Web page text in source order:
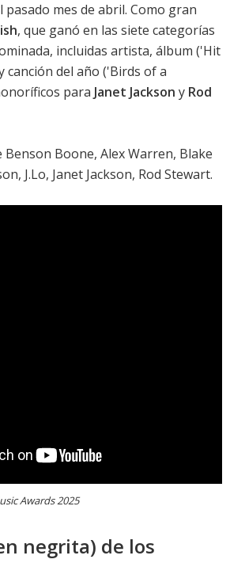
mes de abril. Como gran
, que ganó en las siete categorías
incluidas artista, álbum ('Hit
canción del año ('Birds of a
para Janet Jackson y Rod
Benson Boone, Alex Warren, Blake
J.Lo, Janet Jackson, Rod Stewart.
Awards 2025
negrita) de los